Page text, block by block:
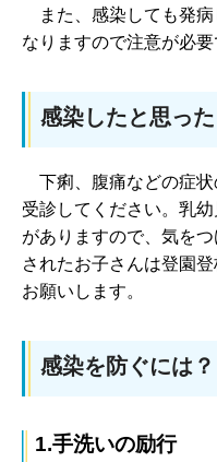
ま た、感染しても発
なりますので注意が必要
感染したと思った
下痢、腹痛などの症
受診してください。乳
がありますので、気を
されたお子さんは登園
お願いします。
感染を防ぐには？
1.手洗いの励行